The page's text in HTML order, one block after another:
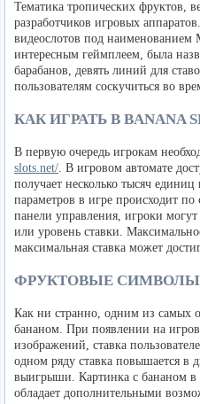
Тематика тропических фруктов,
разработчиков игровых
видеослотов под
интересным геймплеем, была
барабанов, девять линий для
пользователям соскучиться во
КАК ИГРАТЬ В BANANA
В первую очередь игрокам
slots.net/. В игровом автомате
получает несколько тысяч
параметров в игре происходит
панели управления, игроки
или уровень ставки.
максимальная ставка может
ФРУКТОВЫЕ
Как ни странно, одним из самых
бананом. При появлении на
изображений, ставка
одном ряду ставка повышается в
выигрыши. Картинка с бананом в
обладает дополнительными